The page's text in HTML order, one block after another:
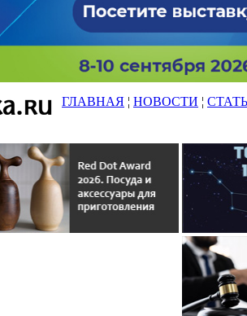
ГЛАВНАЯ ¦ НОВОСТИ ¦